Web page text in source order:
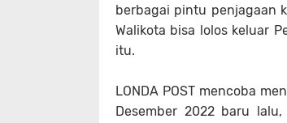
berbagai pintu penjagaan
Walikota bisa lolos keluar
itu.
LONDA POST mencoba
Desember 2022 baru